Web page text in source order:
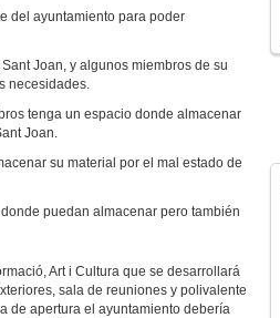
del ayuntamiento para poder
Joan, y algunos miembros de su
necesidades.
tenga un espacio donde almacenar
Joan.
su material por el mal estado de
puedan almacenar pero también
Art i Cultura que se desarrollará
sala de reuniones y polivalente
de apertura el ayuntamiento debería